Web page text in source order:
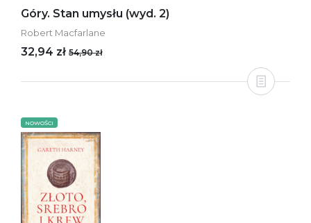
Góry. Stan umysłu (wyd. 2)
Robert Macfarlane
32,94 zł 54,90 zł
NOWOŚCI